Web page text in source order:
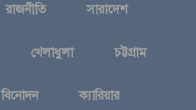
রাজনীতি সারাদেশ
খেলাধুলা চট্টগ্রাম
বিনোদন ক্যারিয়ার